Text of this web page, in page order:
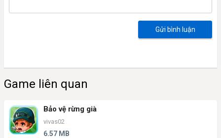
Gửi bình luận
Game liên quan
Bảo vệ rừng già
vivas02
6.57 MB